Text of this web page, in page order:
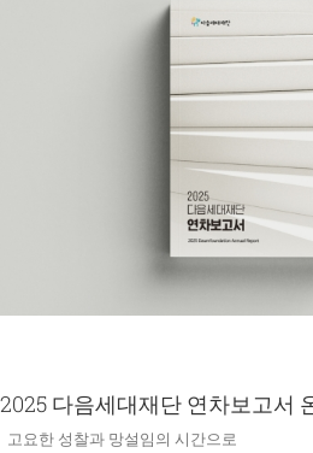
2025 다음세대재단 연차보고서
고요한 성찰과 망설임의 시간으로